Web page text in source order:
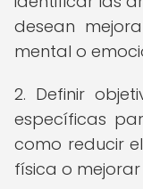
desean
mental o
2. Definir
específicas
como reducir
física o